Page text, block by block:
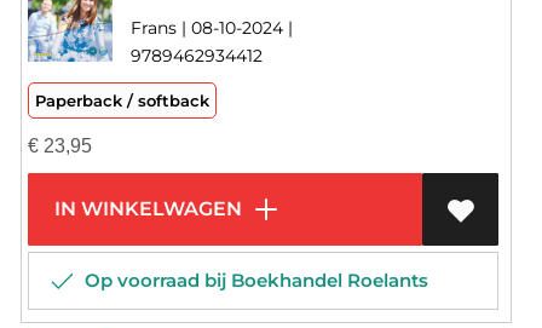
Frans | 08-10-2024 |
9789462934412
Paperback / softback
€23,95
IN WINKELWAGEN
Op voorraad bij Boekhandel Roelants